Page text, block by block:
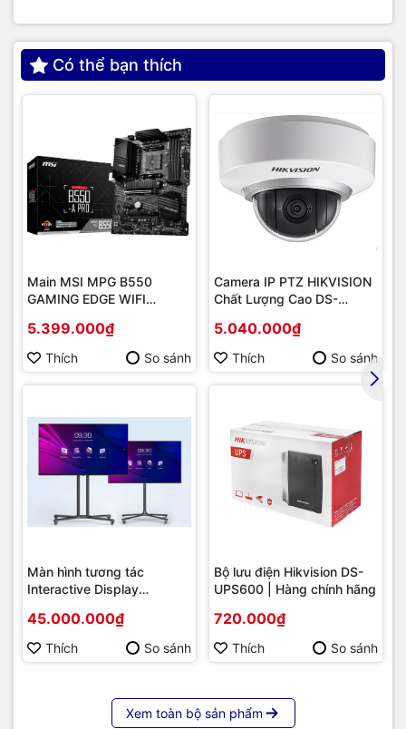
Có thể bạn thích
Main MSI MPG B550
GAMING EDGE WIFI
Socket AM4/ VGA
onboard)
5.399.000₫
Thích So sánh
Camera IP PTZ HIKVISION
Chất Lượng Cao DS-
5.040.000₫
Thích So sánh
Màn hình tương tác
Interactive Display
86 | Cấu hình cao cấp |
Hàng chính hãng
45.000.000₫
Thích So sánh
Bộ lưu điện Hikvision DS-
UPS600 | Hàng chính hãng
720.000₫
Thích So sánh
Xem toàn bộ sản phẩm